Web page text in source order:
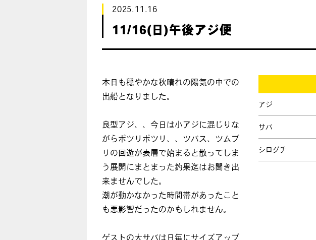
2025.11.16
11/16(日)午後アジ便
本日も穏やかな秋晴れの陽気の中での
出船となりました。
良型アジ、、今日は小アジに混じりな
がらポツリポツリ、、ツバス、ツムブ
リの回遊が表層で始まると散ってしま
う展開にまとまった釣果迄はお聞き出
来ませんでした。
潮が動かなかった時間帯があったこと
も悪影響だったのかもしれません。
ゲストの大サバは日毎にサイズアップ
アジ
サバ
シログチ